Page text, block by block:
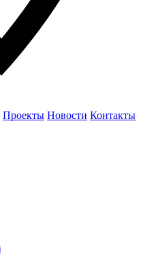
Проекты Новости Контакты